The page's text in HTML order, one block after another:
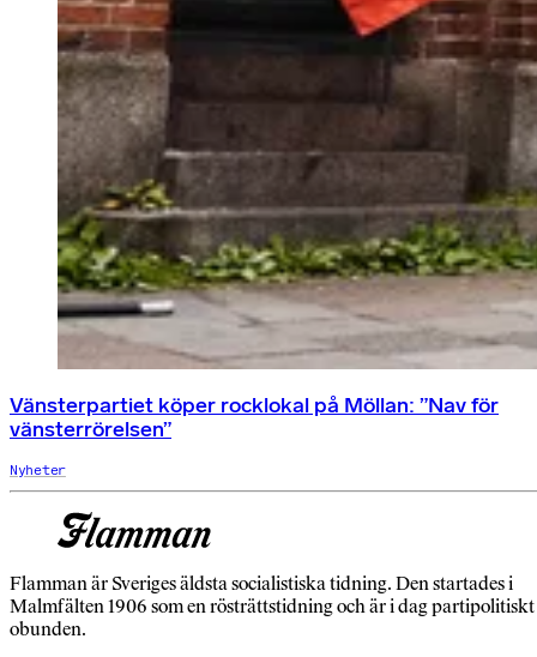
Vänsterpartiet köper rocklokal på Möllan: ”Nav för
vänsterrörelsen”
Nyheter
Flamman är Sveriges äldsta socialistiska tidning. Den startades i
Malmfälten 1906 som en rösträttstidning och är i dag partipolitiskt
obunden.